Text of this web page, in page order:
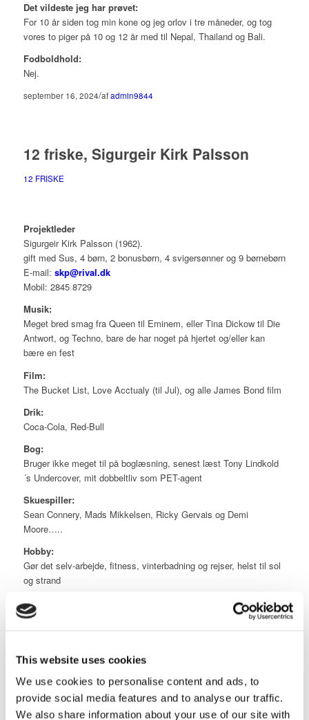
This website uses cookies
We use cookies to personalise content and ads, to
provide social media features and to analyse our traffic.
We also share information about your use of our site with
Det vildeste jeg har prøvet:
For 10 år siden tog min kone og jeg orlov i tre måneder, og tog
vores to piger på 10 og 12 år med til Nepal, Thailand og Bali.
Fodboldhold:
Nej.
september 16, 2024/afadmin9844
12 friske, Sigurgeir Kirk Palsson
12 FRISKE
Projektleder
Sigurgeir Kirk Palsson (1962).
gift med Sus, 4 børn, 2 bonusbørn, 4 svigersønner og 9 børnebørn
E-mail: skp@rival.dk
Mobil: 2845 8729
Musik:
Meget bred smag fra Queen til Eminem, eller Tina Dickow til Die
Antwort, og Techno, bare de har noget på hjertet og/eller kan
bære en fest
Film:
The Bucket List, Love Acctualy (til Jul), og alle James Bond film
Drik:
Coca-Cola, Red-Bull
Bog:
Bruger ikke meget til på boglæsning, senest læst Tony Lindkold
´s Undercover, mit dobbeltliv som PET-agent
Skuespiller:
Sean Connery, Mads Mikkelsen, Ricky Gervais og Demi
Moore…..
Hobby:
Gør det selv-arbejde, fitness, vinterbadning og rejser, helst til sol
og strand
Dyr:
Ingen kæledyr
Vores feriehus i Thy hele året, Syd-Frankrig om sommeren og
Island mindst en gang om året
TV-program:
Vikings, Game of Thrones og diverse reality-/bil- programmer